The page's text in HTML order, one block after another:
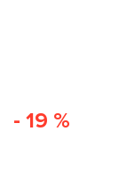
- 19 %